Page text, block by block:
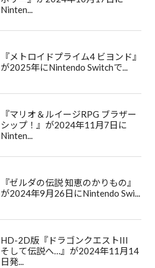
Ninten...
『メトロイドプライム4 ビヨンド』
が2025年にNintendo Switchで...
『マリオ＆ルイージRPG ブラザー
シップ！』が2024年11月7日に
Ninten...
『ゼルダの伝説 知恵のかりもの』
が2024年9月26日にNintendo Swi...
HD-2D版『ドラゴンクエストIII
そして伝説へ…』が2024年11月14
日発...